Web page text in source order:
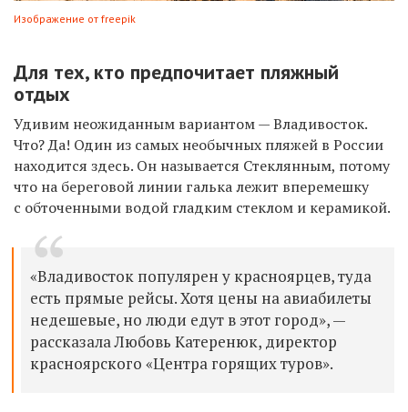
Изображение от freepik
Для тех, кто предпочитает пляжный
отдых
Удивим неожиданным вариантом — Владивосток.
Что? Да! Один из самых необычных пляжей в России
находится здесь. Он называется Стеклянным, потому
что на береговой линии галька лежит вперемешку
с обточенными водой гладким стеклом и керамикой.
«Владивосток популярен у красноярцев, туда
есть прямые рейсы. Хотя цены на авиабилеты
недешевые, но люди едут в этот город», —
рассказала Любовь Катеренюк, директор
красноярского «Центра горящих туров».